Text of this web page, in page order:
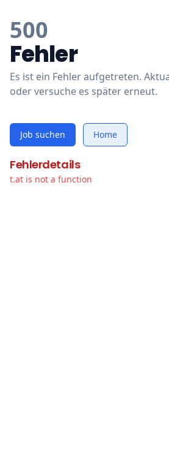
500
Fehler
Es ist ein Fehler aufgetreten.
oder versuche es später erneut.
Job suchen Home
Fehlerdetails
t.at is not a function